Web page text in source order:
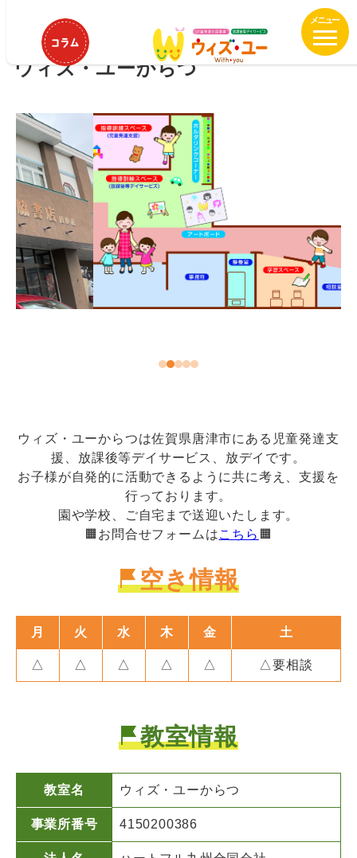
コ
テ
ツ
へ
移
動
ウィズ・ユーからつ
ウィズ・ユーからつ
ウィズ・ユーからつは佐賀県唐津市にある児童発達支
援、放課後等デイサービス、放デイです。
お子様が自発的に活動できるように共に考え、支援を
行っております。
園や学校、ご自宅まで送迎いたします。
🟧お問合せフォームはこちら 🟧
空き情報
月 火 水 木 金 土
△ △ △ △ △ △要相談
教室情報
教室名 ウィズ・ユーからつ
事業所番号 4150200386